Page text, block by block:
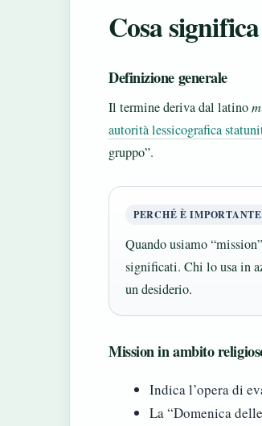
Cosa
Definizione generale
Il termine deriva dal latino
autorità lessicografica
gruppo”.
PERCHÉ È IMPORTANTE
Quando usiamo
significati. Chi lo usa in
un desiderio.
Mission in ambito
Indica l’opera di
La “Domenica